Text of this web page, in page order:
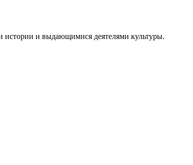
истории и выдающимися деятелями культуры.